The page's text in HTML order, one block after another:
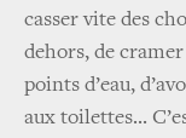
casser vite des
dehors, de
points d’eau,
aux toilettes...